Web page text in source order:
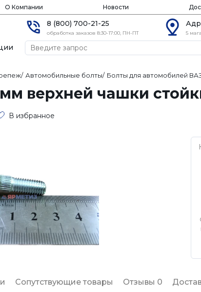
О Компании Новости
8 (800) 700-21-25
обработка заказов 8:30-17:00, ПН-ПТ 5
/ Автомобильные болты/ Болты для автомобилей
верхней чашки
В избранное
Сопутствующие товары Отзывы 0